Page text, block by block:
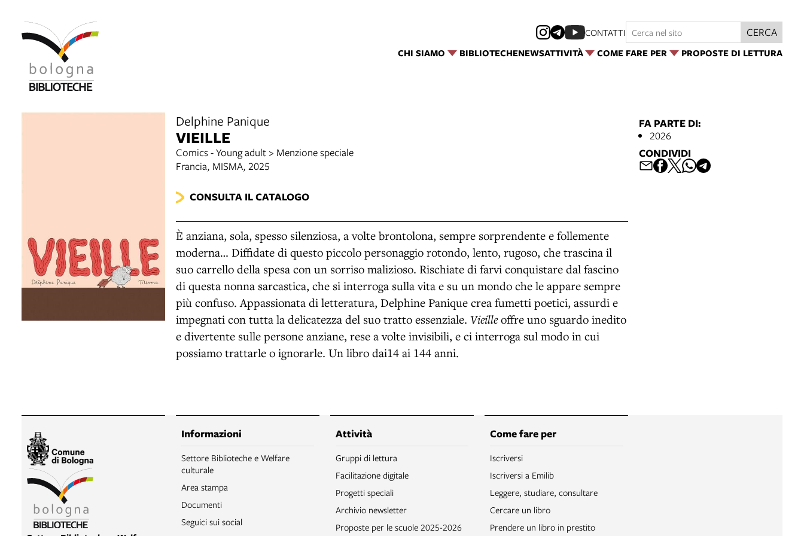
CHI SIAMO BIBLIOTECHENEWSATTIVITÀ COME FARE PER PROPOSTE DI LETTURA
CONTATTI CERCA
Delphine Panique
VIEILLE
Comics - Young adult > Menzione speciale
Francia, MISMA, 2025
CONSULTA IL CATALOGO
È anziana, sola, spesso silenziosa, a volte brontolona, sempre sorprendente e follemente
moderna… Diffidate di questo piccolo personaggio rotondo, lento, rugoso, che trascina il
suo carrello della spesa con un sorriso malizioso. Rischiate di farvi conquistare dal fascino
di questa nonna sarcastica, che si interroga sulla vita e su un mondo che le appare sempre
più confuso. Appassionata di letteratura, Delphine Panique crea fumetti poetici, assurdi e
impegnati con tutta la delicatezza del suo tratto essenziale. Vieilleoffre uno sguardo inedito
e divertente sulle persone anziane, rese a volte invisibili, e ci interroga sul modo in cui
possiamo trattarle o ignorarle. Un libro dai14 ai 144 anni.
FA PARTE DI:
2026
CONDIVIDI
Informazioni
Settore Biblioteche e Welfare
culturale
Area stampa
Documenti
Seguici sui social
Attività
Gruppi di lettura
Facilitazione digitale
Progetti speciali
Archivio newsletter
Proposte per le scuole 2025-2026
Come fare per
Iscriversi
Iscriversi a Emilib
Leggere, studiare, consultare
Cercare un libro
Prendere un libro in prestito